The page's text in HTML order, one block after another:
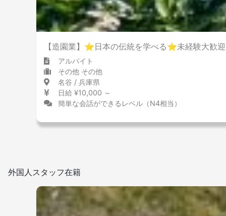
【造園業】⭐︎日本の伝統を学べる⭐︎未経験大歓
アルバイト
その他 その他
名谷 / 兵庫県
日給 ¥10,000 ～
簡単な会話ができるレベル（N4相当）
外国人スタッフ在籍